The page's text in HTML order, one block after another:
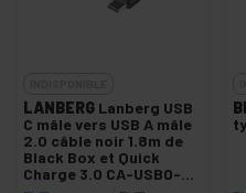
LANBERG Lanberg USB
C mâle vers USB A mâle
2.0 câble noir 1.8m de
Black Box et Quick
Charge 3.0 CA-USBO-